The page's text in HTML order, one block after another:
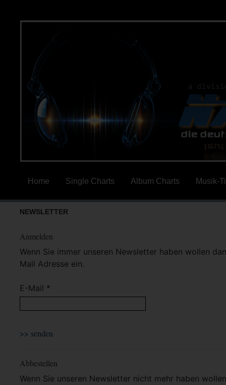
Home Single Charts Album Charts Musik-
NEWSLETTER
Anmelden
Wenn Sie immer unseren Newsletter haben wollen
Mail Adresse ein.
E-Mail *
Abbestellen
Wenn Sie unseren Newsletter nicht mehr haben